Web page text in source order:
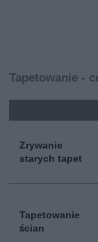
Tapetowanie -
Zrywanie
starych tapet
Tapetowanie
ścian